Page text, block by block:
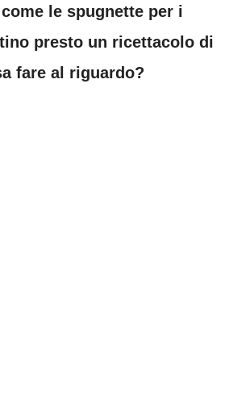
le spugnette per i
presto un ricettacolo di
fare al riguardo?